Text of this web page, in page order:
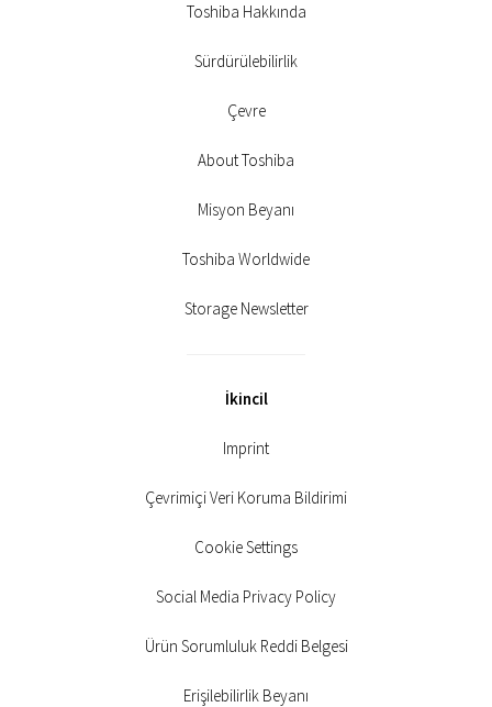
Toshiba Hakkında
Sürdürülebilirlik
Çevre
About Toshiba
Misyon Beyanı
Toshiba Worldwide
Storage Newsletter
İkincil
Imprint
Çevrimiçi Veri Koruma Bildirimi
Cookie Settings
Social Media Privacy Policy
Ürün Sorumluluk Reddi Belgesi
Erişilebilirlik Beyanı